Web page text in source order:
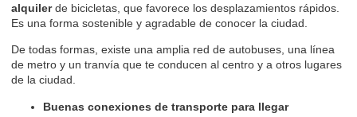
alquilerde bicicletas, que favorece los desplazamientos rápidos.
Es una forma sostenible y agradable de conocer la ciudad.
De todas formas, existe una amplia red de autobuses, una línea
de metro y un tranvía que te conducen al centro y a otros lugares
de la ciudad.
Buenas conexiones de transporte para llegar